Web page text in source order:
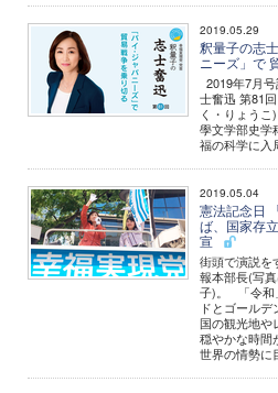
2019.05.29
釈量子の志
ニーズ」で
2019年7月
士奮迅 第81
く・りょう
學文学部史学
福の科学に入
2019.05.04
憲法記念日
ば、国家存
宣
街頭で演説を
報本部長(写
子)。 「令和
ドとゴール
国の観光地や
穏やかな時
世界の情勢に